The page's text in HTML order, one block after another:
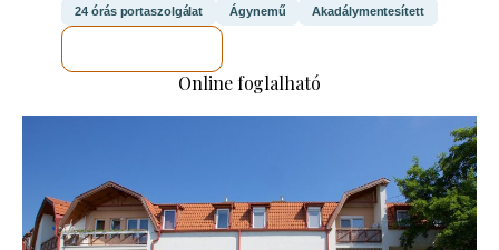
24 órás portaszolgálat Ágynemű Akadálymentesített
Online foglalható